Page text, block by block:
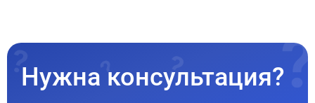
Нужна консультация?